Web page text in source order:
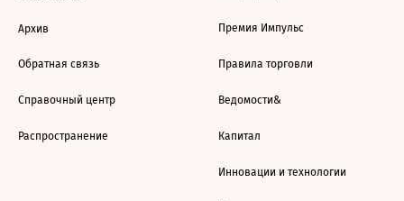
Архив
Обратная связь
Справочный центр
Распространение
Премия Импульс
Правила торговли
Ведомости&
Капитал
Инновации и технологии